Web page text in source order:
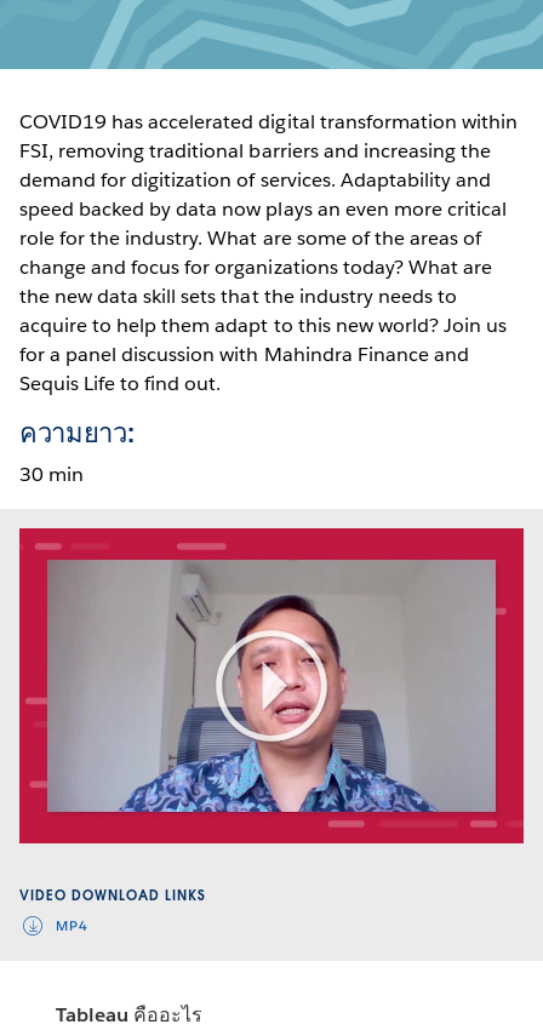
COVID19 has accelerated digital transformation within
FSI, removing traditional barriers and increasing the
demand for digitization of services. Adaptability and
speed backed by data now plays an even more critical
role for the industry. What are some of the areas of
change and focus for organizations today? What are
the new data skill sets that the industry needs to
acquire to help them adapt to this new world? Join us
for a panel discussion with Mahindra Finance and
Sequis Life to find out.
ความยาว:
30 min
Play
Video
VIDEO DOWNLOAD LINKS
MP4
Tableau คืออะไร